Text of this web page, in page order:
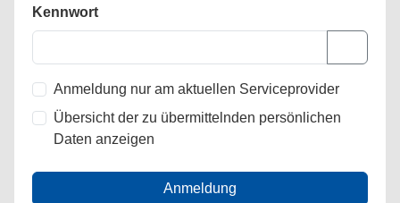
Kennwort
Anmeldung nur am aktuellen Serviceprovider
Übersicht der zu übermittelnden persönlichen
Daten anzeigen
Anmeldung